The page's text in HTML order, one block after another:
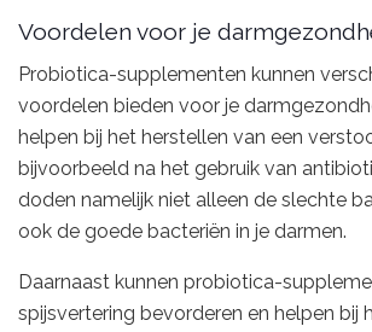
Voordelen voor je
Probiotica-supplementen kunnen
voordelen bieden voor je
helpen bij het herstellen van een
bijvoorbeeld na het gebruik van
doden namelijk niet alleen de slechte
ook de goede bacteriën in je darmen.
Daarnaast kunnen probiotica-
spijsvertering bevorderen en helpen bij